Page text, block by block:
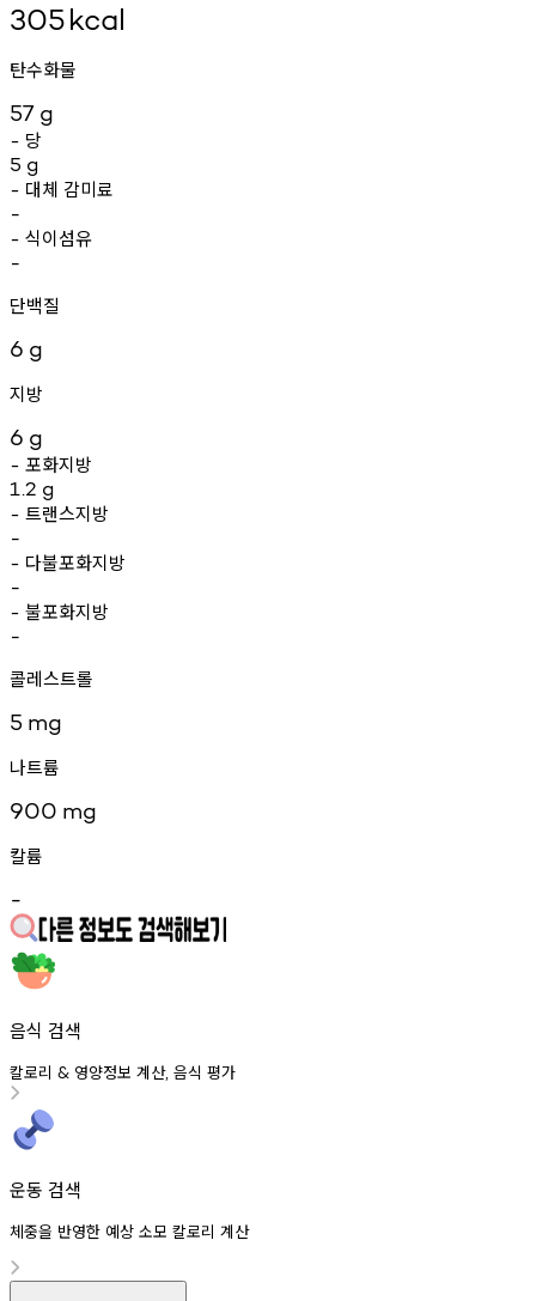
305kcal
탄수화물
57 g
- 당
5 g
- 대체 감미료
-
- 식이섬유
-
단백질
6 g
지방
6 g
- 포화지방
1.2 g
- 트랜스지방
-
- 다불포화지방
-
- 불포화지방
-
콜레스트롤
5 mg
나트륨
900 mg
칼륨
-
음식 검색
칼로리 & 영양정보 계산, 음식 평가
운동 검색
체중을 반영한 예상 소모 칼로리 계산